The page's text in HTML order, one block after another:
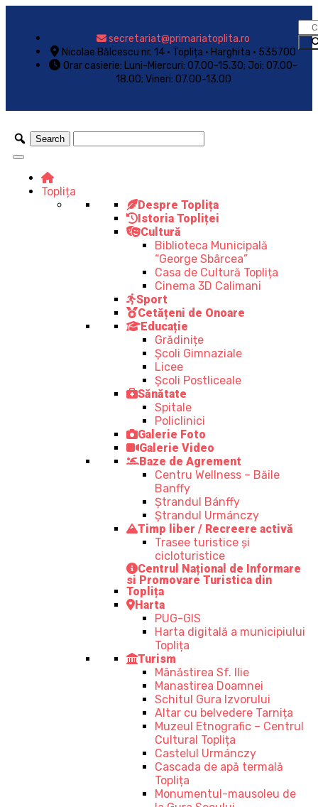
secretariat@primariatoplita.ro
Nicolae Bălcescu nr. 14 • Toplița • Harghita • 535700
Orar casierie: Luni-Miercuri: 07.00-15.30; Joi: 07.00-
18.00; Vineri: 07.00-13.00
Toplița
Despre Toplița
Istoria Topliței
Cultură
Biblioteca Municipală
“George Sbârcea”
Casa de Cultură Toplița
Cinema 3D Calimani
Sport
Cetățeni de Onoare
Educație
Grădinițe
Școli Gimnaziale
Licee
Școli Postliceale
Sănătate
Spitale
Policlinici
Galerie Foto
Galerie Video
Baze de Agrement
Centru Wellness – Băile
Banffy
Ștrandul Bánffy
Ștrandul Urmánczy
Timp liber / Recreere activă
Trasee turistice şi
cicloturistice
Centrul Național de Informare
si Promovare Turistica din
Toplița
Harta
PUG-GIS
Harta digitală a municipiului
Toplița
Turism
Mânăstirea Sf. Ilie
Manastirea Doamnei
Schitul Gura Izvorului
Altar cu belvedere Tarnița
Muzeul Etnografic – Centrul
Cultural Toplița
Castelul Urmánczy
Cascada de apă termală
Toplița
Monumentul-mausoleu de